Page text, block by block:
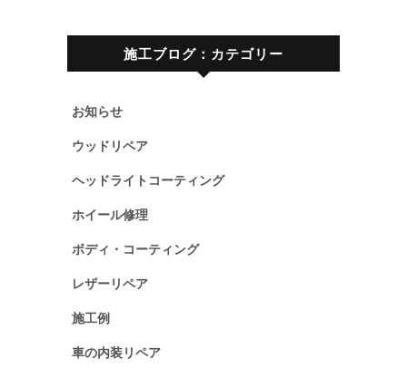
施工ブログ：カテゴリー
お知らせ
ウッドリペア
ヘッドライトコーティング
ホイール修理
ボディ・コーティング
レザーリペア
施工例
車の内装リペア